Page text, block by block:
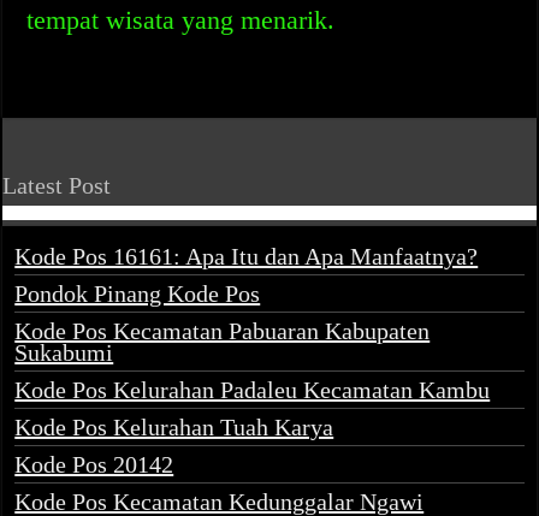
tempat wisata yang menarik.
Latest Post
Kode Pos 16161: Apa Itu dan Apa Manfaatnya?
Pondok Pinang Kode Pos
Kode Pos Kecamatan Pabuaran Kabupaten
Sukabumi
Kode Pos Kelurahan Padaleu Kecamatan Kambu
Kode Pos Kelurahan Tuah Karya
Kode Pos 20142
Kode Pos Kecamatan Kedunggalar Ngawi